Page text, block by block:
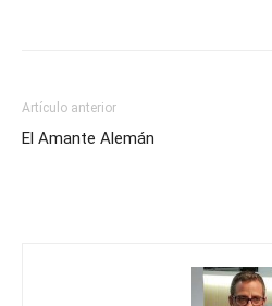
Artículo anterior
El Amante Alemán